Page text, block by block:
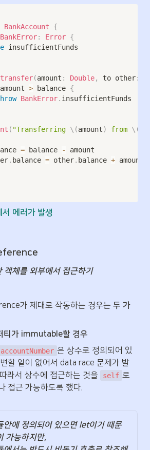
BankAccount
{
BankError: Error {
insufficientFunds
transfer(amount : Double, to other:
amount > balance {
BankError. insufficientFunds
( "Transferring \(amount) from \(
= balance -
amount
. balance = other. balance + amount
서 에러가 발생
객체를 외부에서 접근하기
가 제대로 작동하는 경우는 두 가
티가 immutable할 경우
accountNumber 은 상수로 정의되어 있
할 일이 없어서 data race 문제가 발
라서 상수에 접근하는 것을
self 로
접근 가능하도록 했다.
안에 정의되어 있으면 let이기 때문
가능하지만,